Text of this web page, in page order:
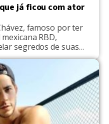
já ficou com ator
famoso por ter
RBD,
segredos de suas
com o portal
também cantor Beni
brasileira de
TV. Durante
[…]